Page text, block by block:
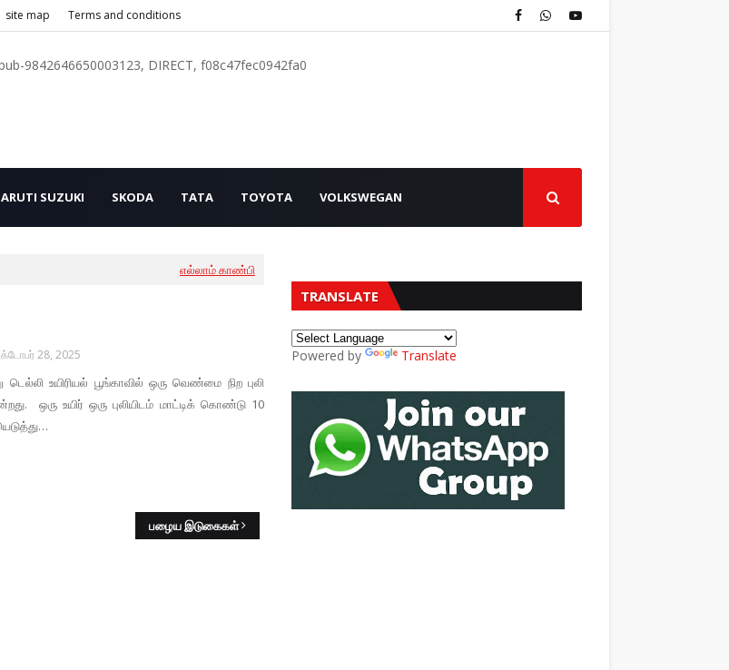
site map Terms and conditions
9842646650003123, DIRECT, f08c47fec0942fa0
SUZUKI SKODA TATA TOYOTA VOLKSWEGAN
எல்லாம் காண்பி
28, 2025
டெல்லி உயிரியல் பூங்காவில் ஒரு வெண்மை நிற புலி
ஒரு உயிர் ஒரு புலியிடம் மாட்டிக் கொண்டு 10
பழைய இடுகைகள்
TRANSLATE
Powered by Translate